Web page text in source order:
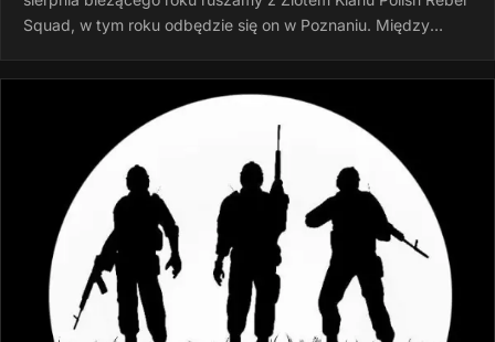
Squad, w tym roku odbędzie się on w Poznaniu. Między